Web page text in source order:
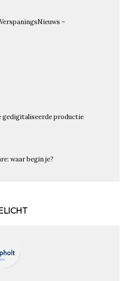
–
gedigitaliseerde productie
waar begin je?